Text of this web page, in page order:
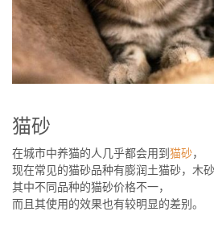
猫砂
在城市中养猫的人几乎都会用到猫砂，
现在常见的猫砂品种有膨润土猫砂，木
其中不同品种的猫砂价格不一，
而且其使用的效果也有较明显的差别。